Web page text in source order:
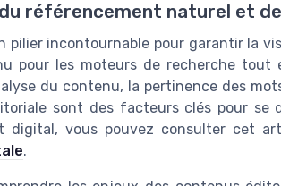
référencement naturel et
pilier incontournable pour garantir la
pour les moteurs de recherche tout
du contenu, la pertinence des
sont des facteurs clés pour se
digital, vous pouvez consulter cet
.